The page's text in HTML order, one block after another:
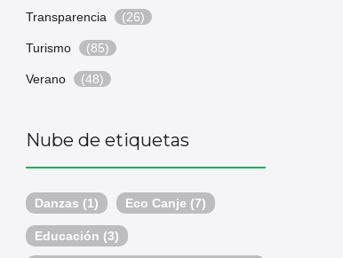
Transparencia (26)
Turismo (85)
Verano (48)
Nube de etiquetas
Danzas (1) Eco Canje (7)
Educación (3)